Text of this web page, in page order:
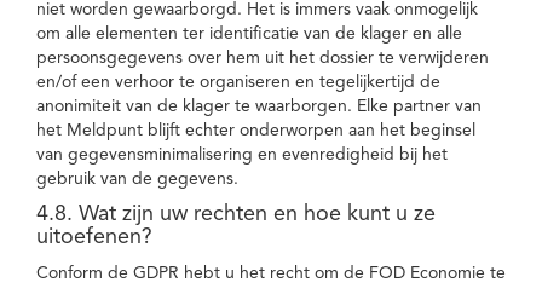
niet worden gewaarborgd. Het is immers vaak onmogelijk
om alle elementen ter identificatie van de klager en alle
persoonsgegevens over hem uit het dossier te verwijderen
en/of een verhoor te organiseren en tegelijkertijd de
anonimiteit van de klager te waarborgen. Elke partner van
het Meldpunt blijft echter onderworpen aan het beginsel
van gegevensminimalisering en evenredigheid bij het
gebruik van de gegevens.
4.8. Wat zijn uw rechten en hoe kunt u ze
uitoefenen?
Conform de GDPR hebt u het recht om de FOD Economie te